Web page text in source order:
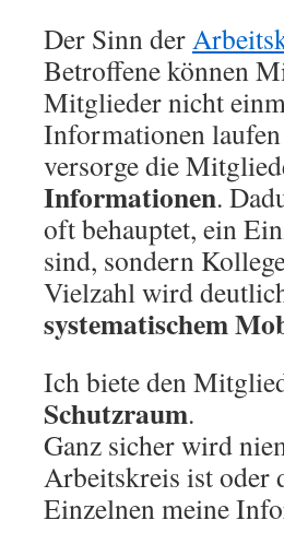
Der Sinn der
Betroffene können
Mitglieder nicht
Informationen
versorge die
Informationen.
oft behauptet, ein
sind, sondern
Vielzahl wird
systematischem
Ich biete den
Schutzraum.
Ganz sicher wird
Arbeitskreis ist oder
Einzelnen meine